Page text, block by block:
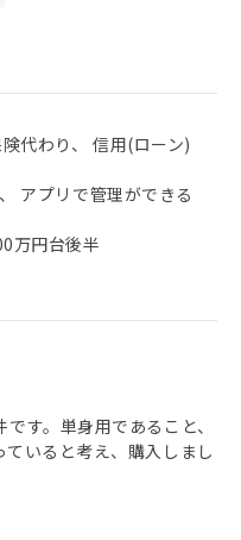
代わり、 信用(ローン)
アプリで管理ができる
万円台後半
す。単身用であること、
いると考え、購入しまし